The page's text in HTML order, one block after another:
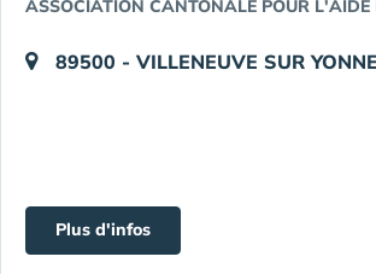
ASSOCIATION CANTONALE POUR L'AIDE
89500 - VILLENEUVE SUR YONNE
Plus d'infos